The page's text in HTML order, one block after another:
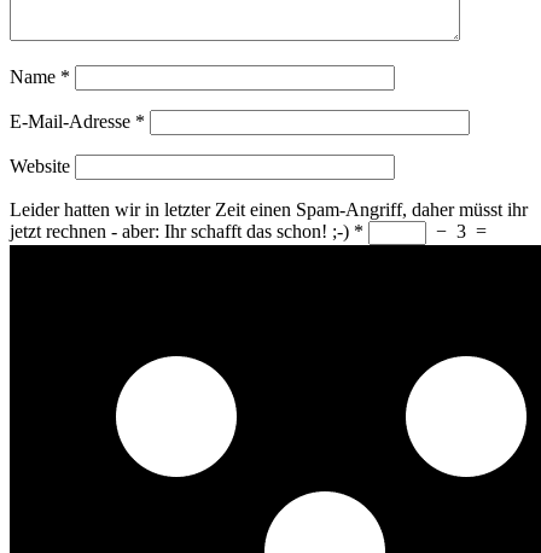
Name *
E-Mail-Adresse *
Website
Leider hatten wir in letzter Zeit einen Spam-Angriff, daher müsst ihr
jetzt rechnen - aber: Ihr schafft das schon! ;-) * − 3 =